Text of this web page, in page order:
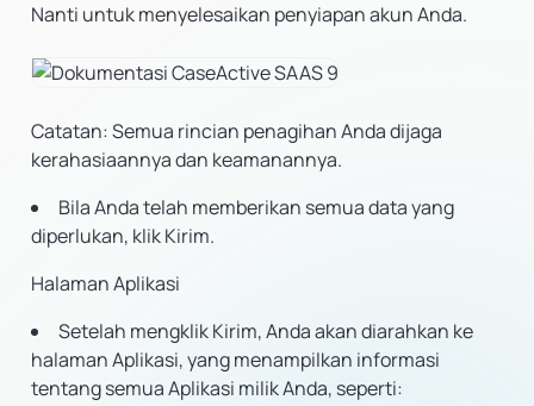
Nanti untuk menyelesaikan penyiapan akun Anda.
Catatan: Semua rincian penagihan Anda dijaga
kerahasiaannya dan keamanannya.
Bila Anda telah memberikan semua data yang
diperlukan, klik Kirim.
Halaman Aplikasi
Setelah mengklik Kirim, Anda akan diarahkan ke
halaman Aplikasi, yang menampilkan informasi
tentang semua Aplikasi milik Anda, seperti: